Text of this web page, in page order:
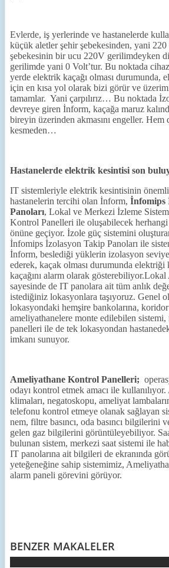
Evlerde, iş yerlerinde ve hastanelerde
küçük aletler şehir şebekesinden, yani
şebekesinin bir ucu 220V gerilimdeyken
gerilimde yani 0 Volt’tur. Bu noktada
yerde elektrik kaçağı olması durumunda,
için en kısa yol olarak bizi görür ve
tamamlar. Yani çarpılırız… Bu noktada
devreye giren İnform, kaçağa maruz
bireyin üzerinden akmasını engeller. Hem
kesmeden…
Hastanelerde elektrik kesintisi son
IT sistemleriyle elektrik kesintisinin
hastanelerin tercihi olan İnform, İnfomips
Panoları, Lokal ve Merkezi İzleme
Kontrol Panelleri ile oluşabilecek
önüne geçiyor. İzole güç sistemini
İnfomips İzolasyon Takip Panoları ile
İnform, beslediği yüklerin izolasyon
ederek, kaçak olması durumunda elektriği
kaçağını alarm olarak
sayesinde de IT panolara ait tüm anlık
istediğiniz lokasyonlara taşıyoruz. Genel
lokasyondaki hemşire bankolarına,
ameliyathanelere monte edilebilen
panelleri ile de tek lokasyondan
imkanı sunuyor.
Ameliyathane Kontrol Panelleri;
odayı kontrol etmek amacı ile
klimaları, negatoskopu, ameliyat
telefonu kontrol etmeye olanak sağlayan
nem, filtre basıncı, oda basıncı bilgilerini
gelen gaz bilgilerini görüntüleyebiliyor.
bulunan sistem, merkezi saat sistemi ile
IT panolarına ait bilgileri de ekranında
yeteğeneğine sahip sistemimiz,
alarm paneli görevini görüyor.
BENZER MAKALELER